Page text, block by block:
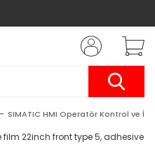
SIMATIC HMI Operatör Kontrol ve